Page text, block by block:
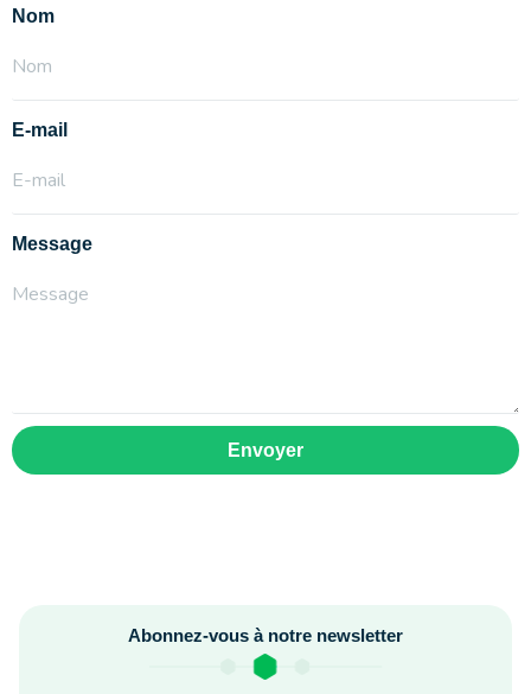
Nom
E-mail
Message
Envoyer
Abonnez-vous à notre newsletter